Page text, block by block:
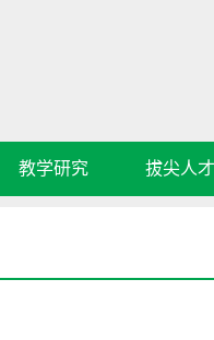
教学研究 拔尖人才